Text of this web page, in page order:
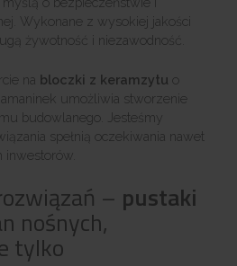
Wykonane z wysokiej jakości
żywotność i niezawodność.
na bloczki z keramzytu o
umożliwia stworzenie
budowlanego. Jesteśmy
spełnią oczekiwania nawet
– pustaki
nośnych,
tylko